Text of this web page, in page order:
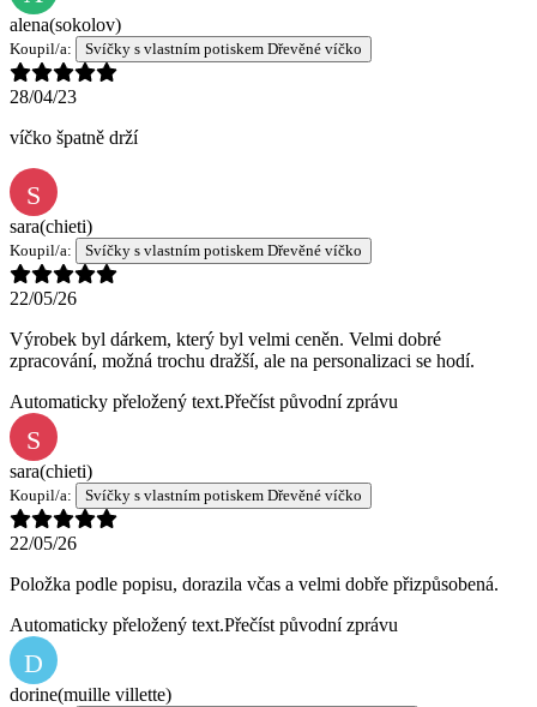
alena(sokolov)
Koupil/a: Svíčky s vlastním potiskem Dřevěné víčko
28/04/23
víčko špatně drží
S
sara(chieti)
Koupil/a: Svíčky s vlastním potiskem Dřevěné víčko
22/05/26
Výrobek byl dárkem, který byl velmi ceněn. Velmi dobré
zpracování, možná trochu dražší, ale na personalizaci se hodí.
Automaticky přeložený text.Přečíst původní zprávu
S
sara(chieti)
Koupil/a: Svíčky s vlastním potiskem Dřevěné víčko
22/05/26
Položka podle popisu, dorazila včas a velmi dobře přizpůsobená.
Automaticky přeložený text.Přečíst původní zprávu
D
dorine(muille villette)